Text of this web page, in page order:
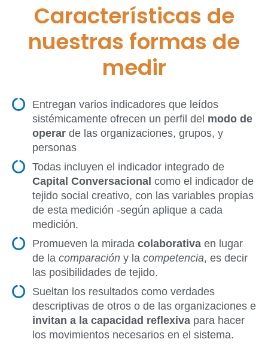
Características de
nuestras formas de
medir
Entregan varios indicadores que leídos
sistémicamente ofrecen un perfil del modo de
operarde las organizaciones, grupos, y
personas
Todas incluyen el indicador integrado de
Capital Conversacional como el indicador de
tejido social creativo, con las variables propias
de esta medición -según aplique a cada
medición.
Promueven la mirada colaborativaen lugar
de lacomparacióny la competencia, es decir
las posibilidades de tejido.
Sueltan los resultados como verdades
descriptivas de otros o de las organizaciones e
invitan a la capacidad reflexivapara hacer
los movimientos necesarios en el sistema.